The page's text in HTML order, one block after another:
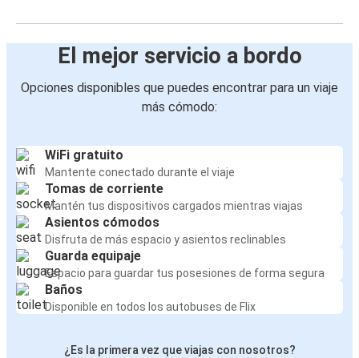
El mejor servicio a bordo
Opciones disponibles que puedes encontrar para un viaje
más cómodo:
WiFi gratuito
Mantente conectado durante el viaje
Tomas de corriente
Mantén tus dispositivos cargados mientras viajas
Asientos cómodos
Disfruta de más espacio y asientos reclinables
Guarda equipaje
Espacio para guardar tus posesiones de forma segura
Baños
Disponible en todos los autobuses de Flix
¿Es la primera vez que viajas con nosotros?